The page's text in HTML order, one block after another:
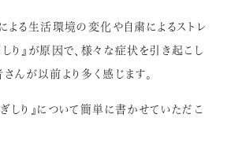
による生活環境の変化や自粛によるストレ
り』が原因で、様々な症状を引き起こし
んが以前より多く感じます。
しり』について簡単に書かせていただこ